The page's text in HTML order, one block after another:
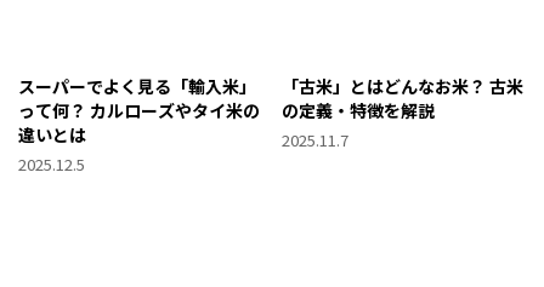
スーパーでよく見る「輸入米」
って何？ カルローズやタイ米の
違いとは
2025.12.5
「古米」とはどんなお米？ 古米
の定義・特徴を解説
2025.11.7